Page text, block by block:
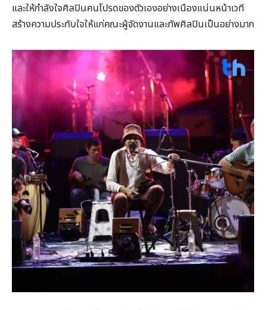
และให้กำลังใจศิลปินคนโปรดของตัวเองอย่างเนืองแน่นหน้าเวที
สร้างความประทับใจให้แก่คณะผู้จัดงานและทัพศิลปินเป็นอย่างมาก